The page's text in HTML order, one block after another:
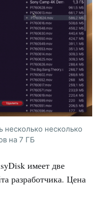
несколько несколько
на 7 ГБ
имеет две
разработчика. Цена